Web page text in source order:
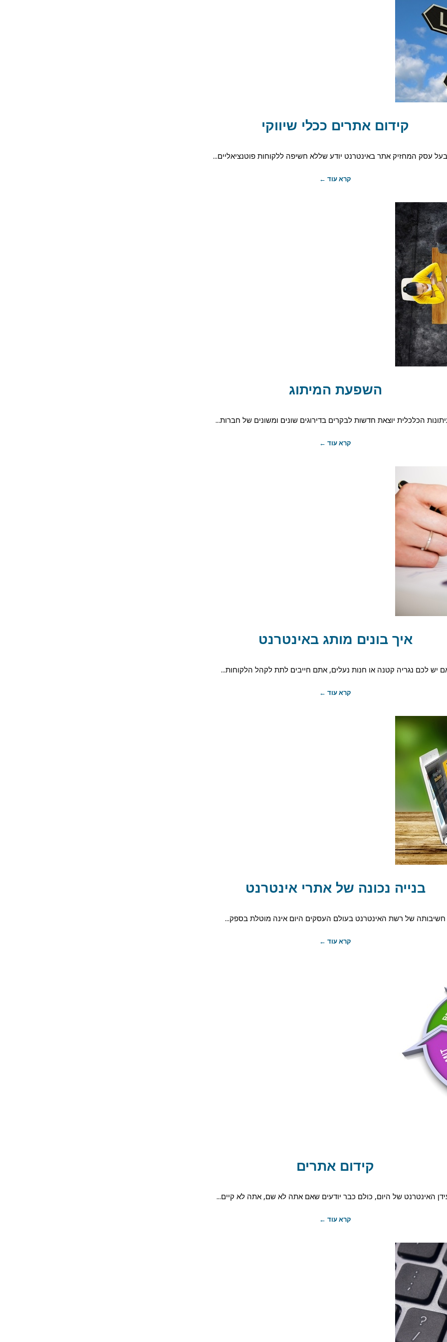
קידום אתרים ככלי שיווקי
עסק המחזיק אתר באינטרנט יודע שללא חשיפה ללקוחות פוטנציאליים...
קרא עוד ←
השפעת המיתוג
הכלכלית יוצאת חדשות לבקרים בדירוגים שונים ומשונים של חברות...
קרא עוד ←
איך בונים מותג באינטרנט
יש לכם נגריה קטנה או חנות נעלים, אתם חייבים לתת לקהל הלקוחות...
קרא עוד ←
בנייה נכונה של אתרי אינטרנט
חשיבותה של רשת האינטרנט בעולם העסקים היום אינה מוטלת בספק...
קרא עוד ←
קידום אתרים
האינטרנט של היום, כולם כבר יודעים שאם אתה לא שם, אתה לא קיים...
קרא עוד ←